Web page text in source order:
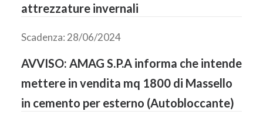
attrezzature invernali
Scadenza: 28/06/2024
AVVISO: AMAG S.P.A informa che intende
mettere in vendita mq 1800 di Massello
in cemento per esterno (Autobloccante)